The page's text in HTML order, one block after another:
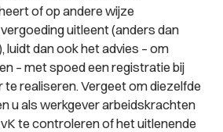
of op andere wijze
uitleent (anders dan
luidt dan ook het advies – om
– met spoed een registratie bij
realiseren. Vergeet om diezelfde
u als werkgever arbeidskrachten
te controleren of het uitlenende